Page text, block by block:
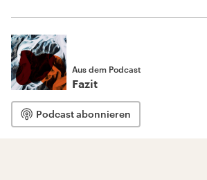
Aus dem Podcast
Fazit
Podcast abonnieren